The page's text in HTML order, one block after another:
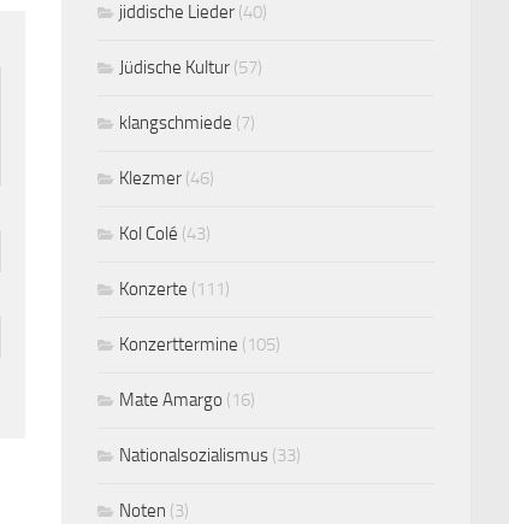
jiddische Lieder (40)
Jüdische Kultur (57)
klangschmiede (7)
Klezmer (46)
Kol Colé (43)
Konzerte (111)
Konzerttermine (105)
Mate Amargo (16)
Nationalsozialismus (33)
Noten (3)